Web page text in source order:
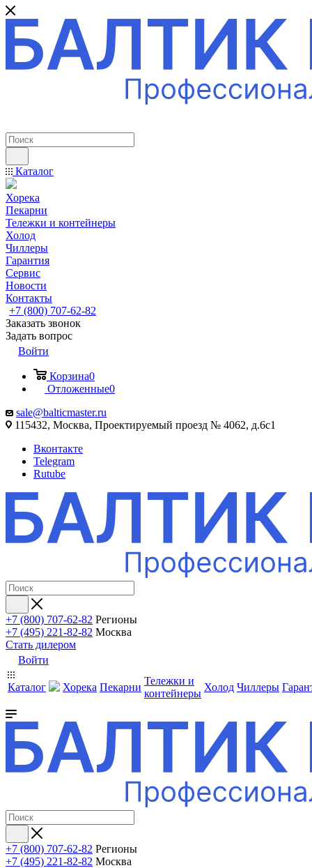
Каталог
Хорека
Пекарни
Тележки и контейнеры
Холод
Чиллеры
Гарантия
Сервис
Новости
Контакты
+7 (800) 707-62-82
Заказать звонок
Задать вопрос
Войти
Корзина0
Отложенные0
sale@balticmaster.ru
115432, Москва, Проектируемый проезд № 4062, д.6с1
Вконтакте
Telegram
Rutube
+7 (800) 707-62-82 Регионы
+7 (495) 221-82-82 Москва
Стать дилером
Войти
Каталог Хорека Пекарни
Тележки и
контейнеры
Холод Чиллеры
+7 (800) 707-62-82 Регионы
+7 (495) 221-82-82 Москва